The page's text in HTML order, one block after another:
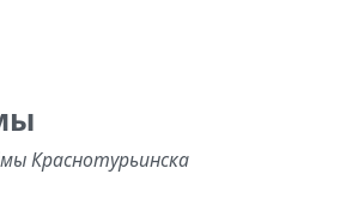
Краснотурьинска